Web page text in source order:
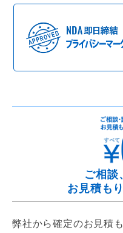
ご相談
お見積も
弊社から確定のお見積